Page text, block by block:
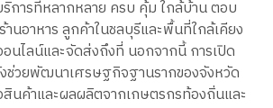
ารที่หลากหลาย ครบ คุ้ม ใกล้บ้าน ตอบ
นอาหาร ลูกค้าในชลบุรีและพื้นที่ใกล้เคียง
นไลน์และจัดส่งถึงที่ นอกจากนี้ การเปิด
ช่วยพัฒนาเศรษฐกิจฐานรากของจังหวัด
นค้าและผลผลิตจากเกษตรกรท้องถิ่นและ